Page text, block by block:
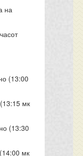
на
(13:00
мк
(13:30
мк